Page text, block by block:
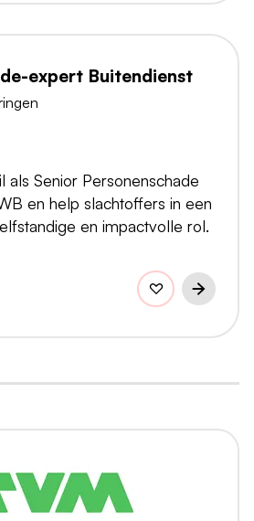
expert Buitendienst
als Senior Personenschade
en help slachtoffers in een
en impactvolle rol.